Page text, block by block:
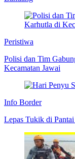
Peristiwa
Polisi dan Tim
Kecamatan Jawai
Info Border
Lepas Tukik di